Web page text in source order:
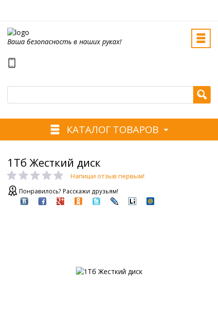
Ваша безопасность в наших руках!
КАТАЛОГ ТОВАРОВ
1Тб Жесткий диск
Напиши отзыв первым!
Понравилось? Расскажи друзьям!